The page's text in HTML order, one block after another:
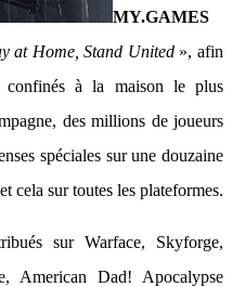
MY.GAMES
at Home, Stand United», afin
confinés à la maison le plus
des millions de joueurs
spéciales sur une douzaine
cela sur toutes les plateformes.
sur Warface, Skyforge,
American Dad! Apocalypse